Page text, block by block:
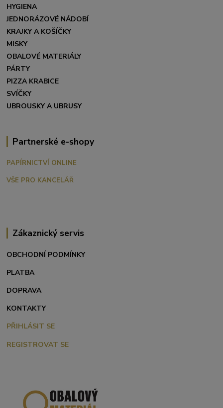
HYGIENA
JEDNORÁZOVÉ NÁDOBÍ
KRAJKY A KOŠÍČKY
MISKY
OBALOVÉ MATERIÁLY
PÁRTY
PIZZA KRABICE
SVÍČKY
UBROUSKY A UBRUSY
Partnerské e-shopy
PAPÍRNICTVÍ ONLINE
VŠE PRO KANCELÁŘ
Zákaznický servis
OBCHODNÍ PODMÍNKY
PLATBA
DOPRAVA
KONTAKTY
PŘIHLÁSIT SE
REGISTROVAT SE